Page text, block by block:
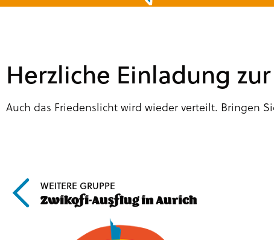
Herzliche Einladung
Auch das Friedenslicht wird wieder verteilt. Bringen
WEITERE GRUPPE
Zwikofi-Ausflug in Aurich